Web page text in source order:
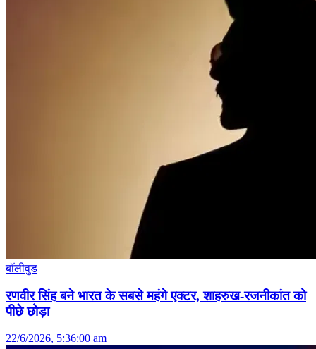
बॉलीवुड
रणवीर सिंह बने भारत के सबसे महंगे एक्टर, शाहरुख-रजनीकांत को
पीछे छोड़ा
22/6/2026, 5:36:00 am